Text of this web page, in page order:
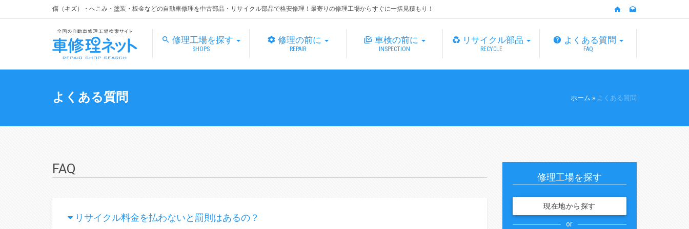
傷（キズ）・へこみ・塗装・板金などの自動車修理を中古部品・リサイクル部品で格安修理！最寄りの修理工場からすぐに一括見積もり！
修理工場を探す
SHOPS
修理の前に
REPAIR
車検の前に
INSPECTION
リサイクル部品
RECYCLE
よくある質問
FAQ
よくある質問 ホーム » よくある質問
FAQ
リサイクル料金を払わないと罰則はあるの？
修理工場を探す
現在地から探す
or